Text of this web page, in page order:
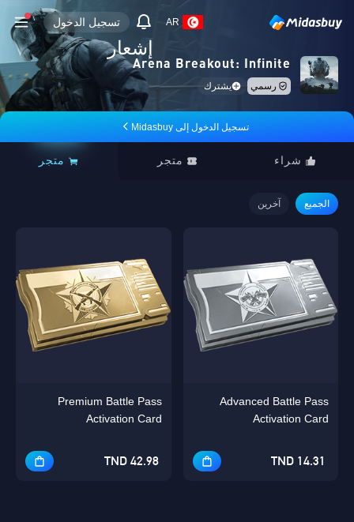
AR
إشعار
تسجيل الدخول
Arena Breakout: Infinite
رسمي يشترك
تسجيل الدخول إلى Midasbuy
شراء متجر متجر
الجميع آخرين
Advanced Battle Pass
Activation Card
14.31 TND
Premium Battle Pass
Activation Card
42.98 TND